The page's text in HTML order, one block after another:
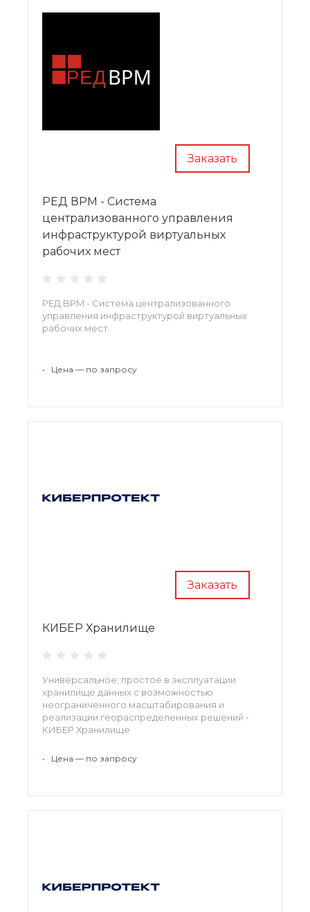
Заказать
РЕД ВРМ - Система
централизованного управления
инфраструктурой виртуальных
рабочих мест
РЕД BPM - Система централизованного
управления инфраструктурой виртуальных
рабочих мест.
• Цена — по запросу
Заказать
КИБЕР Хранилище
Универсальное, простое в эксплуатации
хранилище данных c возможностью
неограниченного масштабирования и
реализации геораспределенных решений -
КИБЕР Хранилище
• Цена — по запросу